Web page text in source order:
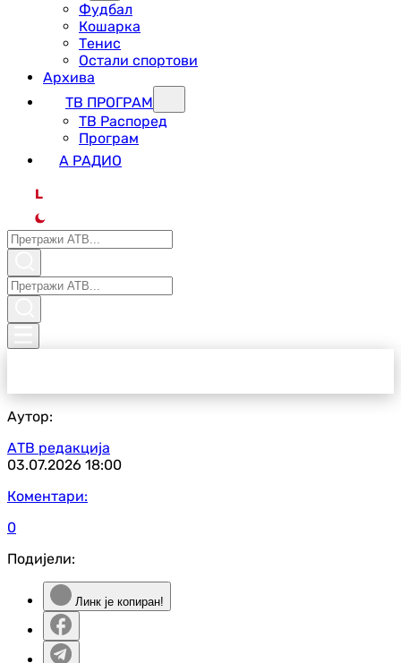
Фудбал
Кошарка
Тенис
Остали спортови
Архива
ТВ ПРОГРАМ
ТВ Распоред
Програм
А РАДИО
L
Аутор:
АТВ редакција
03.07.2026 18:00
Коментари:
0
Подијели:
Линк је копиран!